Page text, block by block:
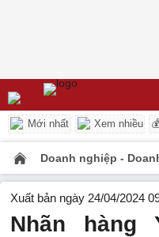
Mới nhất Xem nhiều
Doanh nghiệp -
Xuất bản ngày 24/04/2024
Nhãn hàng